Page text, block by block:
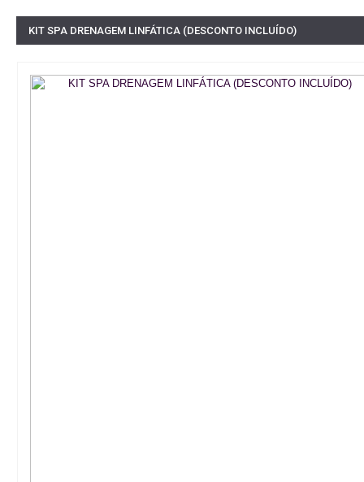
KIT SPA DRENAGEM LINFÁTICA (DESCONTO INCLUÍDO)